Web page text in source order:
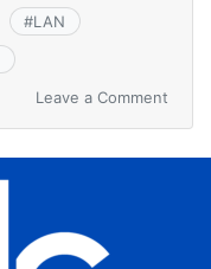
#LAN
Leave a Comment